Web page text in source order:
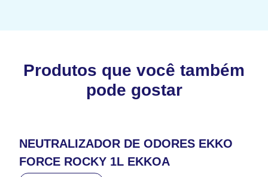
Produtos que você também
pode gostar
NEUTRALIZADOR DE ODORES EKKO
FORCE ROCKY 1L EKKOA